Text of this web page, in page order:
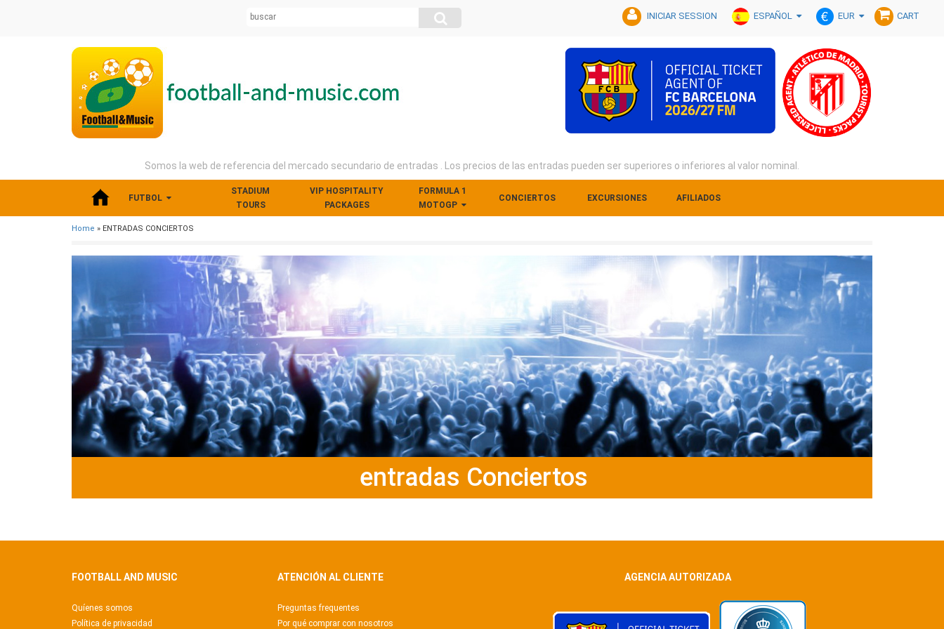
CART
EUR
ESPAÑOL
INICIAR SESSION
Somos la web de referencia del mercado secundario de entradas . Los precios de las entradas pueden ser superiores o inferiores al valor nominal.
FUTBOL
STADIUM
TOURS
VIP HOSPITALITY
PACKAGES
FORMULA 1
MOTOGP
CONCIERTOS EXCURSIONES AFILIADOS
Home » ENTRADAS CONCIERTOS
entradas Conciertos
FOOTBALL AND MUSIC
Quíenes somos
Política de privacidad
ATENCIÓN AL CLIENTE
Preguntas frequentes
Por qué comprar con nosotros
AGENCIA AUTORIZADA